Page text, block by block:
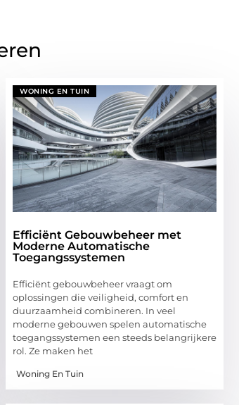
WONING EN TUIN
Efficiënt Gebouwbeheer met
Moderne Automatische
Toegangssystemen
Efficiënt gebouwbeheer vraagt om
oplossingen die veiligheid, comfort en
duurzaamheid combineren. In veel
moderne gebouwen spelen automatische
toegangssystemen een steeds belangrijkere
rol. Ze maken het
Woning En Tuin